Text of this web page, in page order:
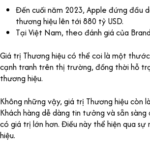
Đến cuối năm 2023, Apple đứng đầu
thương hiệu lên tới 880 tỷ USD.
Tại Việt Nam, theo đánh giá của
Giá trị Thương hiệu có thể coi là một
cạnh tranh trên thị trường, đồng thời hỗ
thương hiệu.
Không những vậy, giá trị Thương hiệu
Khách hàng dễ dàng tin tưởng và sẵn
có giá trị lớn hơn. Điều này thể hiện qua
hiệu.